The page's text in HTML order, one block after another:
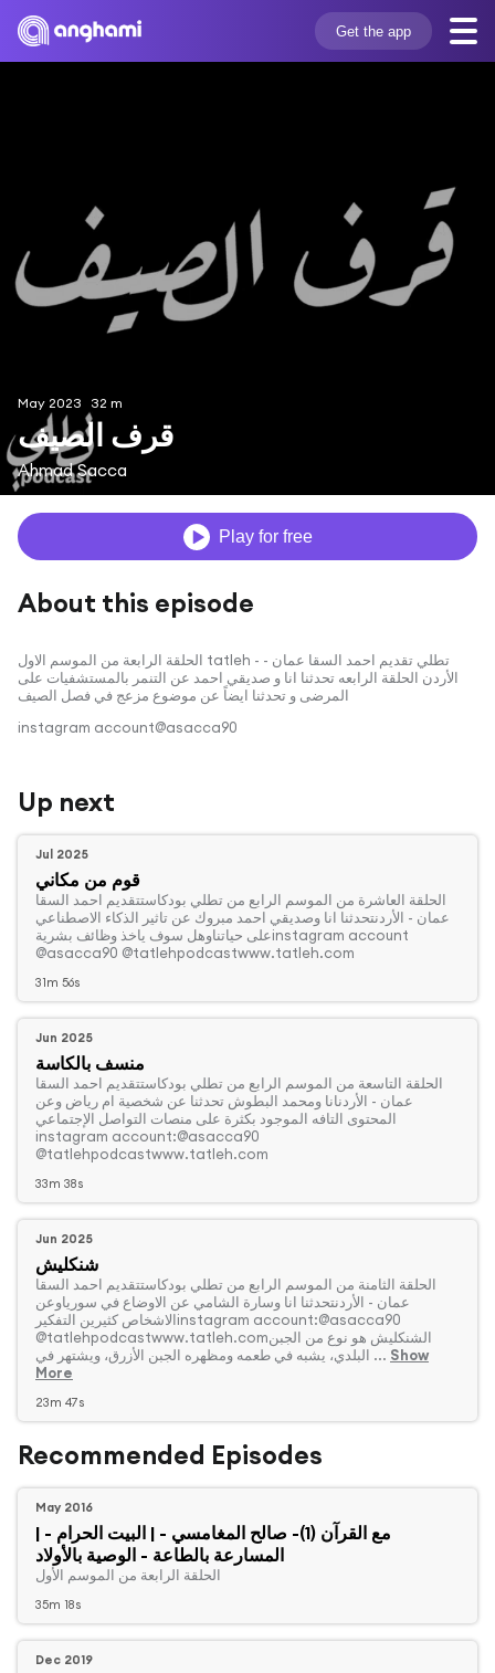
Get the app
May 2023 32 m
قرف الصيف
Ahmad Sacca
Play for free
About this episode
الحلقة الرابعة من الموسم الاول tatleh - تطلي تقديم احمد السقا عمان -
الأردن الحلقة الرابعه تحدثنا انا و صديقي احمد عن التنمر بالمستشفيات على
المرضى و تحدثنا ايضاً عن موضوع مزعج في فصل الصيف
instagram account@asacca90
Up next
Jul 2025
قوم من مكاني
‏الحلقة العاشرة من الموسم الرابع من تطلي بودكاستتقديم احمد السقا
عمان - الأردنتحدثنا انا وصديقي احمد مبروك عن تاثير الذكاء الاصطناعي
على حياتناوهل سوف ياخذ وظائف بشريةinstagram account
@asacca90 @tatlehpodcastwww.tatleh.com
31m 56s
Jun 2025
منسف بالكاسة
‏الحلقة التاسعة من الموسم الرابع من تطلي بودكاستتقديم احمد السقا
عمان - الأردنانا ومحمد البطوش تحدثنا عن شخصية ام رياض وعن
المحتوى التافه الموجود بكثرة على منصات التواصل الإجتماعي
instagram account:@asacca90
@tatlehpodcastwww.tatleh.com
33m 38s
Jun 2025
شنكليش
‏الحلقة الثامنة من الموسم الرابع من تطلي بودكاستتقديم احمد السقا
عمان - الأردنتحدثنا انا وسارة الشامي عن الاوضاع في سورياوعن
الاشخاص كثيرين التفكيرinstagram account:@asacca90
@tatlehpodcastwww.tatleh.comالشنكليش هو نوع من الجبن
البلدي، يشبه في طعمه ومظهره الجبن الأزرق، ويشتهر في ... Show
More
23m 47s
Recommended Episodes
May 2016
| مع القرآن (1)- صالح المغامسي - | البيت الحرام -
المسارعة بالطاعة - الوصية بالأولاد
‏الحلقة الرابعة من الموسم الأول
35m 18s
Dec 2019